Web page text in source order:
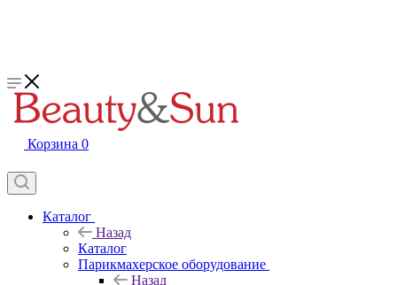
Корзина 0
Каталог
Назад
Каталог
Парикмахерское оборудование
Назад